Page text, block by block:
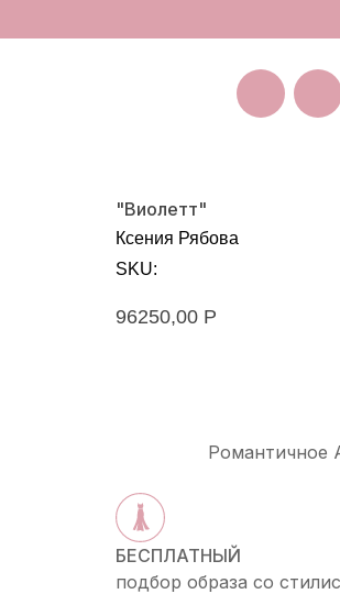
Большая Пушкарская 11
"Виолетт"
Ксения Рябова
SKU:
96250,00 Р
Романтичное
БЕСПЛАТНЫЙ
подбор образа со